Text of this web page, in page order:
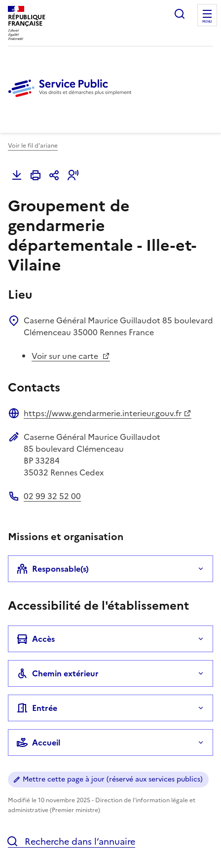
RÉPUBLIQUE
FRANÇAISE
Ouvrir
MENU
Voir le fil d'ariane
Groupement de
gendarmerie
départementale - Ille-et-
Vilaine
Lieu
Caserne Général Maurice Guillaudot 85 boulevard
Clémenceau 35000 Rennes France
Voir sur une carte
Contacts
https://www.gendarmerie.interieur.gouv.fr
Adresse postale
Caserne Général Maurice Guillaudot
85 boulevard Clémenceau
BP 33284
35032 Rennes Cedex
02 99 32 52 00
Missions et organisation
Responsable(s)
Accessibilité de l'établissement
Accès
Chemin extérieur
Entrée
Accueil
Mettre cette page à jour (réservé aux services publics)
Modifié le 10 novembre 2025 - Direction de l'information légale et
administrative (Premier ministre)
Recherche dans l’annuaire